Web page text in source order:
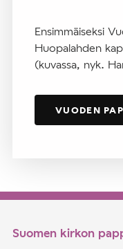
Ensimmäiseksi
Huopalahden
(kuvassa, nyk.
VUODEN
Suomen kirkon